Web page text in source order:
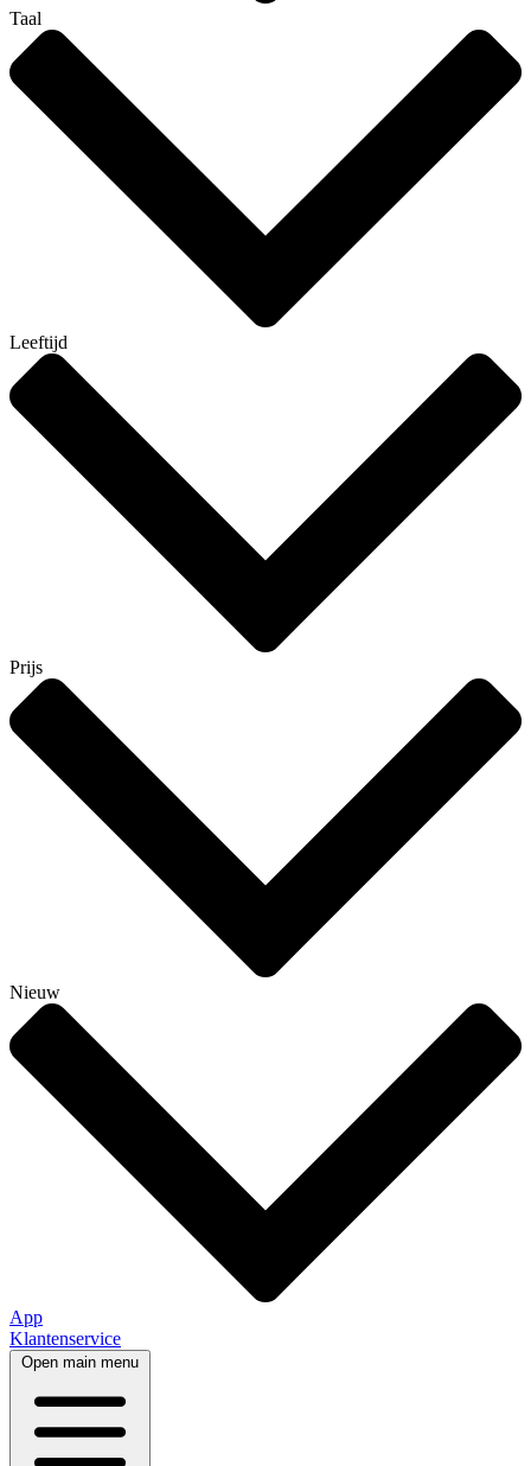
Taal
Leeftijd
Prijs
Nieuw
App
Klantenservice
Open main menu